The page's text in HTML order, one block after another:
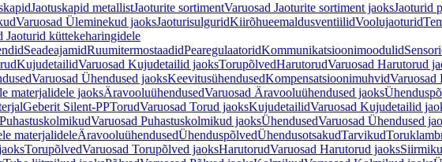
Jaotuskapid metallistJaoturite sortimentVaruosad Jaoturite sortiment jaoksJaoturid
Varuosad Üleminekud jaoksJaoturisulguridKiirõhueemaldusventiilidVoolujaoturid
Jaoturid küttekeharingidele
SeadeajamidRuumitermostaadidPearegulaatoridKommunikatsioonimoodulid
KujudetailidVaruosad Kujudetailid jaoksTorupõlvedHarutorudVaruosad Harutorud
Varuosad Ühendused jaoksKeevitusühendusedKompensatsioonimuhvidVaruosad
materjalidele jaoksÄravooluühendusedVaruosad Äravooluühendused jaoks
Geberit Silent-PPTorudVaruosad Torud jaoksKujudetailidVaruosad Kujudetailid
PuhastuskolmikudVaruosad Puhastuskolmikud jaoksÜhendusedVaruosad Ühendused
materjalideleÄravooluühendusedÜhenduspõlvedÜhendusotsakudTarvikud
TorupõlvedVaruosad Torupõlved jaoksHarutorudVaruosad Harutorud jaoks